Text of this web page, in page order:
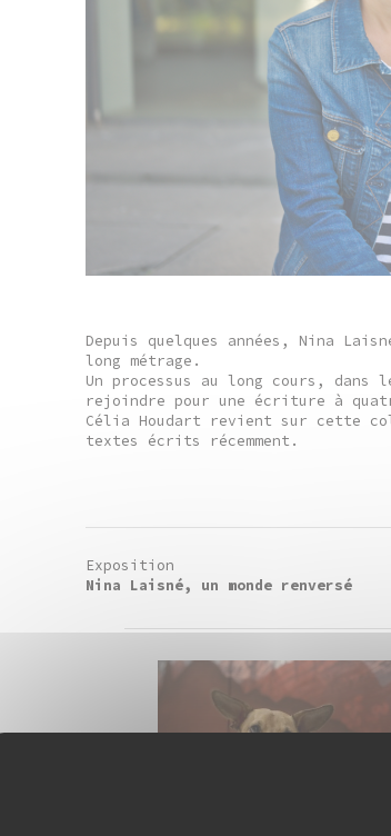
Depuis quelques années, Nina
long métrage.
Un processus au long cours,
rejoindre pour une écriture à
Célia Houdart revient sur cette
textes écrits récemment.
Exposition
Nina Laisné, un monde renversé